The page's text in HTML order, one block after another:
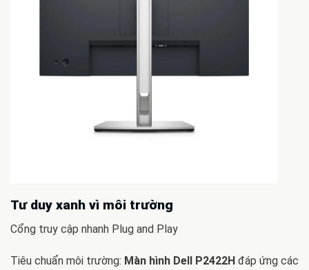
Tư duy xanh vì môi trường
Cổng truy cập nhanh Plug and Play
Tiêu chuẩn môi trường: Màn hình Dell P2422H đáp ứng các